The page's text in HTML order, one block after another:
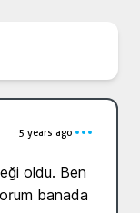
5 years ago
oldu. Ben
banada